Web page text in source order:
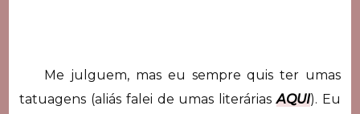
Me julguem, mas eu sempre quis ter umas
tatuagens (aliás falei de umas literáriasAQUI). Eu